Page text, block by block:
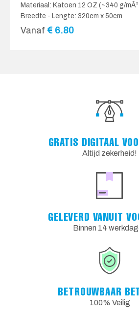
Materiaal: Katoen 12 OZ (~340 g/
Breedte - Lengte: 320cm x 50cm
Vanaf € 6.80
GRATIS DIGITAAL
Altijd zekerheid!
GELEVERD VANUIT
Binnen 14
BETROUWBAAR
100% Veilig